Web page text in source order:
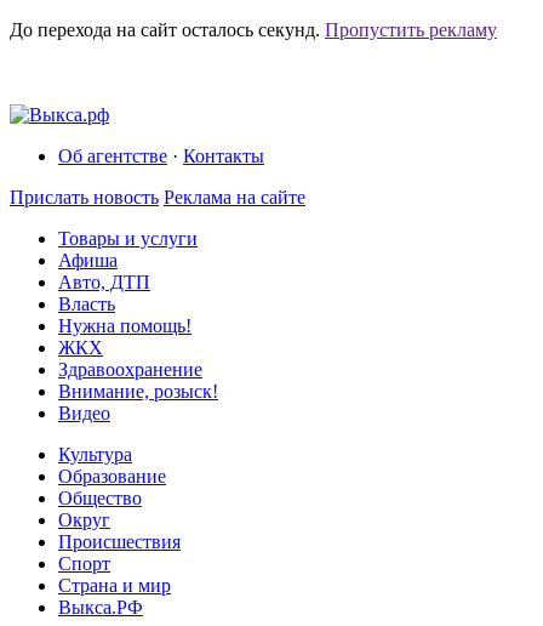
До перехода на сайт осталось секунд. Пропустить рекламу
Об агентстве · Контакты
Прислать новость Реклама на сайте
Товары и услуги
Афиша
Авто, ДТП
Власть
Нужна помощь!
ЖКХ
Здравоохранение
Внимание, розыск!
Видео
Культура
Образование
Общество
Округ
Происшествия
Спорт
Страна и мир
Выкса.РФ